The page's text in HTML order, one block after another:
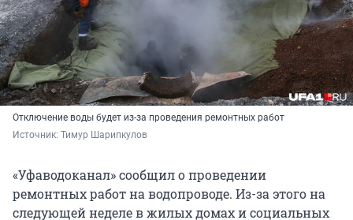
Отключение воды будет из-за проведения ремонтных работ
Источник: Тимур Шарипкулов
«Уфаводоканал» сообщил о проведении
ремонтных работ на водопроводе. Из-за этого на
следующей неделе в жилых домах и социальных